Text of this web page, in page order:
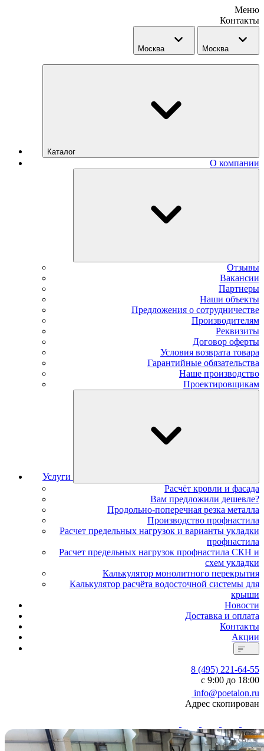
Меню
Контакты
Москва Москва
Каталог
О компании
Отзывы
Вакансии
Партнеры
Наши объекты
Предложения о сотрудничестве
Производителям
Реквизиты
Договор оферты
Условия возврата товара
Гарантийные обязательства
Наше производство
Проектировщикам
Услуги
Расчёт кровли и фасада
Вам предложили дешевле?
Продольно-поперечная резка металла
Производство профнастила
Расчет предельных нагрузок и варианты укладки
профнастила
Расчет предельных нагрузок профнастила СКН и
схем укладки
Калькулятор монолитного перекрытия
Калькулятор расчёта водосточной системы для
крыши
Новости
Доставка и оплата
Контакты
Акции
8 (495) 221-64-55
с 9:00 до 18:00
info@poetalon.ru
Адрес скопирован